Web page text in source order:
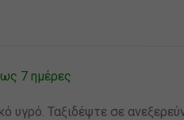
7 ημέρες
υγρό. Ταξιδέψτε σε